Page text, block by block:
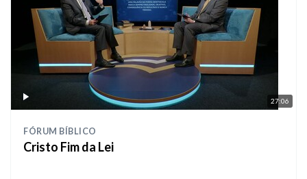
27:06
FÓRUM BÍBLICO
Cristo Fim da Lei